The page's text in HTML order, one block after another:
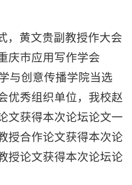
，黄文贵副教授作大会
庆市应用写作学会
与创意传播学院当选
优秀组织单位，我校赵
文获得本次论坛论文一
授合作论文获得本次论
授论文获得本次论坛论